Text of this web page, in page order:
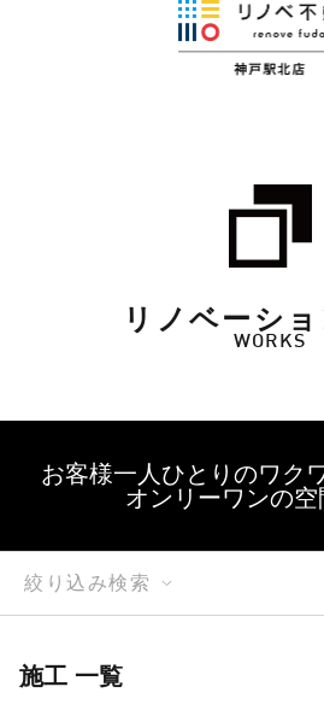
リノベーショ
WORKS
お客様一人ひとりのワク
オンリーワンの空
絞り込み検索
施工 一覧